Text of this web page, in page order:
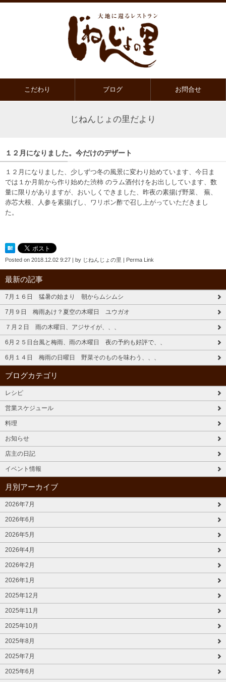
こだわり ブログ お問合せ
じねんじょの里だより
１２月になりました。今だけのデザート
１２月になりました、少しずつ冬の風景に変わり始めています、今日ま
では１か月前から作り始めた渋柿 のラム酒付けをお出ししています、数
量に限りがありますが、おいしくできました、昨夜の素揚げ野菜、 蕪、
赤芯大根、人参を素揚げし、ワリポン酢で召し上がっていただきまし
た。
Posted on 2018.12.02 9:27 | by じねんじょの里 | Perma Link
最新の記事
7月１６日 猛暑の始まり 朝からムシムシ
7月９日 梅雨あけ？夏空の木曜日 ユウガオ
７月２日 雨の木曜日、アジサイが、、、
6月２５日台風と梅雨、雨の木曜日 夜の予約も好評で、、
6月１４日 梅雨の日曜日 野菜そのものを味わう、、、
ブログカテゴリ
レシピ
営業スケジュール
料理
お知らせ
店主の日記
イベント情報
月別アーカイブ
2026年7月
2026年6月
2026年5月
2026年4月
2026年2月
2026年1月
2025年12月
2025年11月
2025年10月
2025年8月
2025年7月
2025年6月